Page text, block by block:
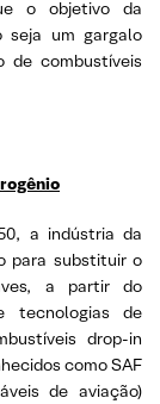
o objetivo da
seja um gargalo
de combustíveis
a indústria da
para substituir o
a partir do
tecnologias de
drop-in
como SAF
de aviação)